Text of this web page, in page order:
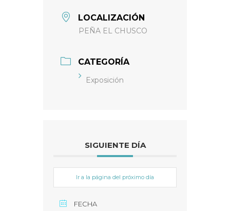
LOCALIZACIÓN
PEÑA EL CHUSCO
CATEGORÍA
Exposición
SIGUIENTE DÍA
Ir a la página del próximo día
FECHA